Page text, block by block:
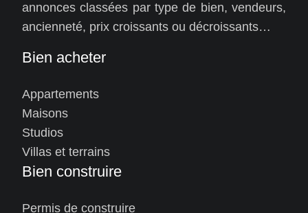
annonces classées par type de bien, vendeurs,
ancienneté, prix croissants ou décroissants…
Bien acheter
Appartements
Maisons
Studios
Villas et terrains
Bien construire
Permis de construire